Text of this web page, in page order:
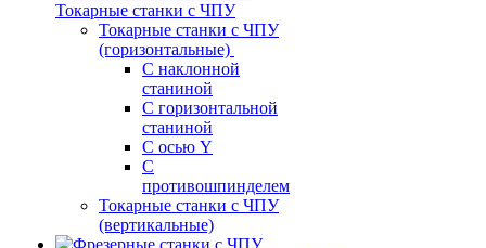
Токарные станки с ЧПУ
Токарные станки с ЧПУ
(горизонтальные)
С наклонной
станиной
С горизонтальной
станиной
С осью Y
С
противошпинделем
Токарные станки с ЧПУ
(вертикальные)